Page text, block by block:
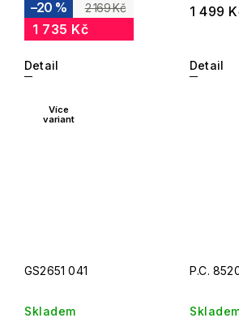
2 169 Kč
–20 %
1 735 Kč
Detail
1 499
Detail
Více
variant
GS2651 041
Skladem
P.C.